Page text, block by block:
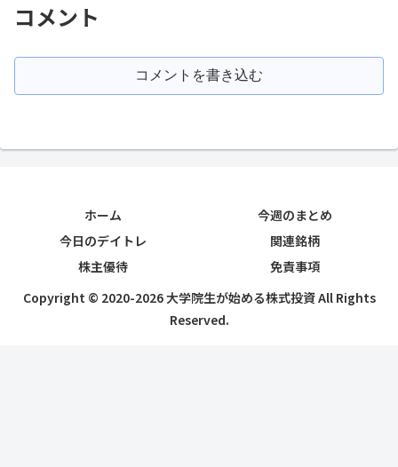
コメント
コメントを書き込む
ホーム
今週のまとめ
今日のデイトレ
関連銘柄
株主優待
免責事項
Copyright © 2020-2026 大学院生が始める株式投資 All Rights
Reserved.